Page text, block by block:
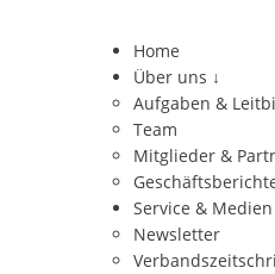
Home
Über uns ↓
Aufgaben &
Team
Mitglieder &
Service & Medien
Newsletter